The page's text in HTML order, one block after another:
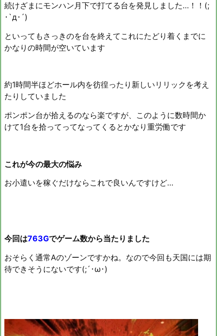
続けざまにモンハン月下で打てる台を発見しました…！！(;
･`д･´)
といってもさっきのを台を終えてこれにたどり着くまでに
かなりの時間が空いています
約1時間半ほどホール内を彷徨ったり新しいリリックを考え
たりしていました
ポンポン台が拾えるのなら楽ですが、このように数時間か
けて1台を拾ってってなってくるとかなり重労働です
これが今の最大の悩み
お小遣いを稼ぐだけならこれで良いんですけど…
今回は763Gでゲーム数から当たりました
おそらく通常Aのゾーンですかね。なので今回も天国には期
待できそうにないです(;´･ω･)